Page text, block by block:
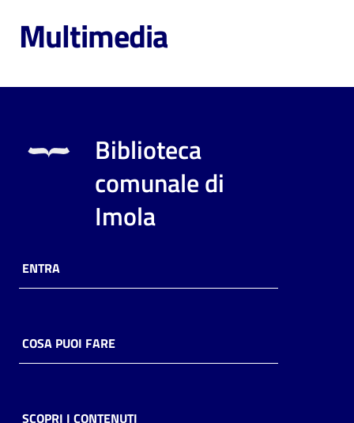
Cosa
fare
Scopri
online
Piani
Multimedia
Biblioteca
comunale di
Imola
ENTRA
COSA PUOI FARE
SCOPRI I CONTENUTI